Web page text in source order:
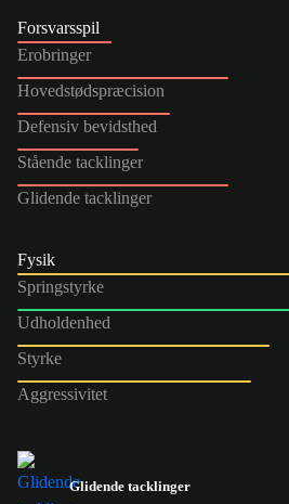
Forsvarsspil
Erobringer
Hovedstødspræcision
Defensiv bevidsthed
Stående tacklinger
Glidende tacklinger
Fysik
Springstyrke
Udholdenhed
Styrke
Aggressivitet
Glidende tacklinger